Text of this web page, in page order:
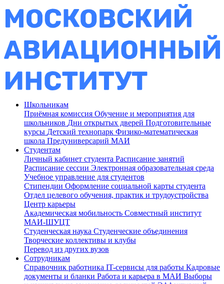
Школьникам
Приёмная комиссия Обучение и мероприятия для
школьников Дни открытых дверей Подготовительные
курсы Детский технопарк Физико-математическая
школа Предуниверсарий МАИ
Студентам
Личный кабинет студента Расписание занятий
Расписание сессии Электронная образовательная среда
Учебное управление для студентов
Стипендии Оформление социальной карты студента
Отдел целевого обучения, практик и трудоустройства
Центр карьеры
Академическая мобильность Совместный институт
МАИ-ШУЦТ
Студенческая наука Студенческие объединения
Творческие коллективы и клубы
Перевод из других вузов
Сотрудникам
Cправочник работника IT-сервисы для работы Кадровые
документы и бланки Работа и карьера в МАИ Выборы